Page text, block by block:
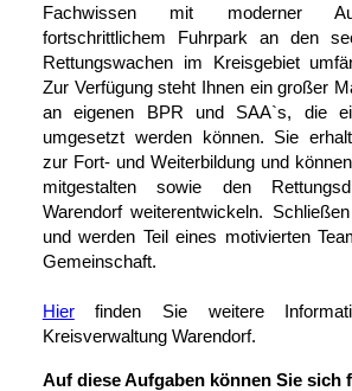
Fachwissen mit moderner
fortschrittlichem Fuhrpark an den
Rettungswachen im Kreisgebiet
Zur Verfügung steht Ihnen ein großer
an eigenen BPR und SAA`s, die
umgesetzt werden können. Sie
zur Fort- und Weiterbildung und
mitgestalten sowie den
Warendorf weiterentwickeln.
und werden Teil eines motivierten
Gemeinschaft.
Hierfinden Sie weitere
Kreisverwaltung Warendorf.
Auf diese Aufgaben können Sie sich